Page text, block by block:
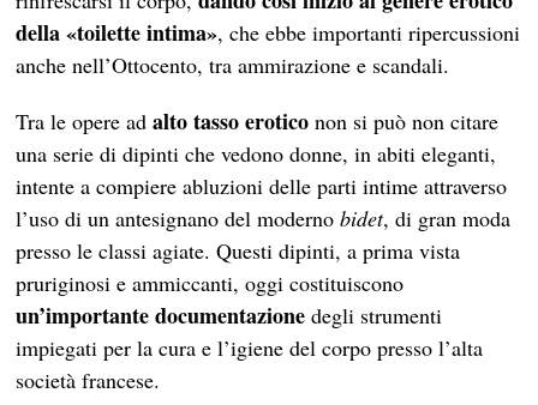
della «toilette intima», che ebbe importanti ripercussioni
anche nell’Ottocento, tra ammirazione e scandali.
Tra le opere ad alto tasso erotico non si può non citare
una serie di dipinti che vedono donne, in abiti eleganti,
intente a compiere abluzioni delle parti intime attraverso
l’uso di un antesignano del modernobidet, di gran moda
presso le classi agiate. Questi dipinti, a prima vista
pruriginosi e ammiccanti, oggi costituiscono
un’importante documentazionedegli strumenti
impiegati per la cura e l’igiene del corpo presso l’alta
società francese.